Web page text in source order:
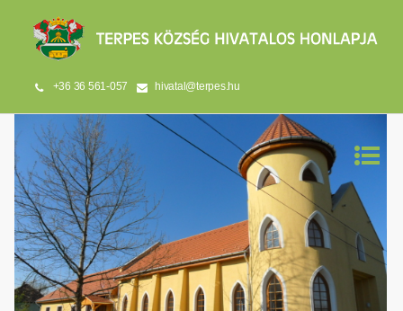
+36 36 561-057 hivatal@terpes.hu